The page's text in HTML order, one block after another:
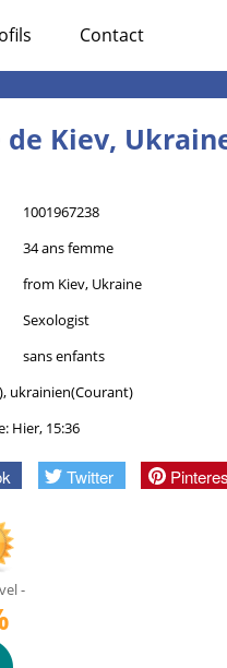
Contact
Kiev,
1001967238
34 ans femme
from Kiev, Ukraine
Sexologist
sans enfants
ukrainien(Courant)
Hier, 15:36
Twitter
-